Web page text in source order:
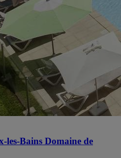
les-Bains Domaine de